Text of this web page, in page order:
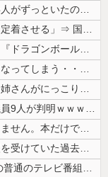
【画像】まんさん「オフ会に呼んだ覚えない人がずっといたので晒すわ」（パ...
高市総理「物価上昇を上回る賃上げを日本に定着させる」⇒ 国家公務員月...
【画像】熊本「はーい、被災者の人はこの、『ドラゴンボールの家』みたいな...
【悲報】佐藤二朗、ガチで『深刻な状態』になってしまう・・・・
会社のカメラ部で「商品を手に持って水着お姉さんがにっこり」を撮影、だが...
【悲報】消費税減税に反対している自民党議員9人が判明ｗｗｗｗｗｗ
【悲報】親「うちの子にはゲームは買い与えません。本だけで十分」→結果ｗ...
反高市で有名な某野党議員が不正な投票支援を受けていた過去が発掘、「説明...
海外「全部日本の真似だったのか…」 日本の普通のテレビ番組が最新SNS...